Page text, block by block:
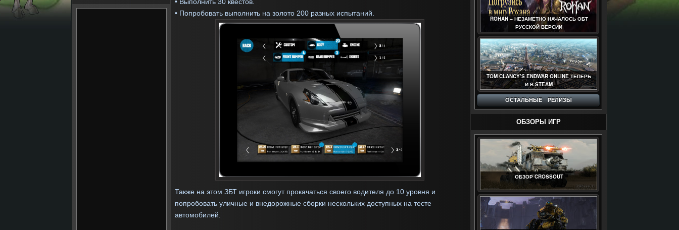
• Выполнить 30 квестов.
• Попробовать выполнить на золото 200 разных испытаний.
Также на этом ЗБТ игроки смогут прокачаться своего водителя до 10 уровня и
попробовать уличные и внедорожные сборки нескольких доступных на тесте
автомобилей.
ROHAN – НЕЗАМЕТНО НАЧАЛОСЬ ОБТ
РУССКОЙ ВЕРСИИ
TOM CLANCY’S ENDWAR ONLINE ТЕПЕРЬ
И В STEAM
ОСТАЛЬНЫЕ РЕЛИЗЫ
ОБЗОРЫ ИГР
ОБЗОР CROSSOUT